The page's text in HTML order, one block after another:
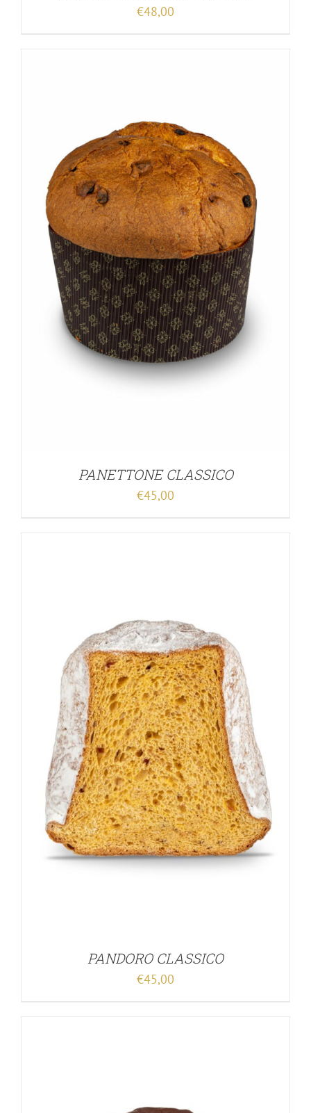
€48,00
PANETTONE CLASSICO
€45,00
PANDORO CLASSICO
€45,00